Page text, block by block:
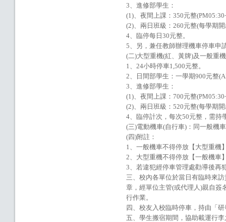
3、進修部學生：
(1)、夜間上課：350元整
(2)、兩日班級：260元整(每學期
4、臨停每日30元整。
5、另，兼任教師辦理機車停車申
(二)大型重機(紅、黃牌)及一般重
1、24小時停車1,500元整。
2、日間部學生：一學期900元整
3、進修部學生：
(1)、夜間上課：700元整
(2)、兩日班級：520元整(每學期
4、臨停計次，每次50元整，需持
(三)電動機車(自行車)：同一般機
(四)附註：
1、一般機車不得停放【大型重機
2、大型重機不得停放【一般機車
3、若違犯經停車管理處勸導後再
三、校內各單位於當日有臨時來
章，經單位主管(或代理人)親自簽
行作業。
四、校友入校臨時停車，持由「
五、學生搬宿期間，協助載運行